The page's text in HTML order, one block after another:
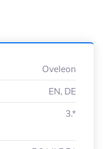
Oveleon
EN, DE
3.*